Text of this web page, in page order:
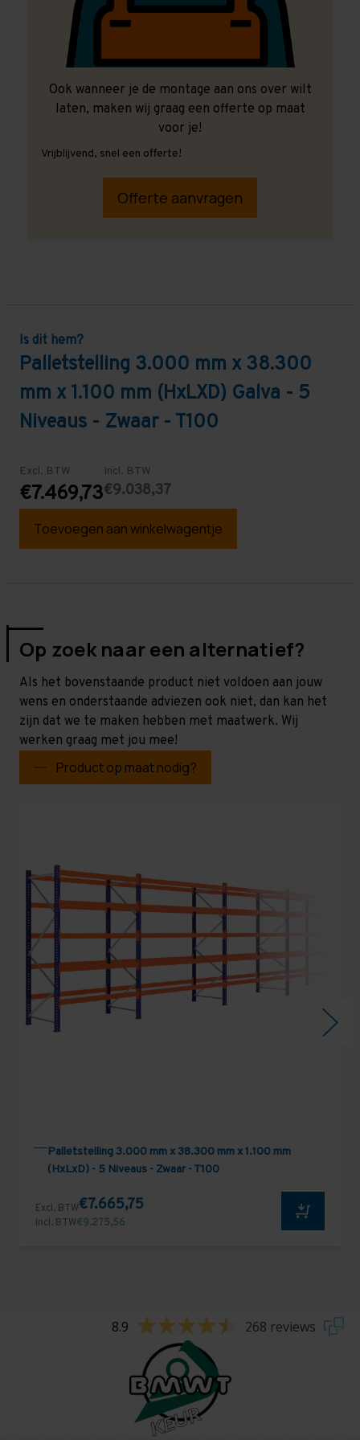
Ook wanneer je de montage aan ons over wilt
laten, maken wij graag een offerte op maat
voor je!
Vrijblijvend, snel een offerte!
Offerte aanvragen
Is dit hem?
Palletstelling 3.000 mm x 38.300
mm x 1.100 mm (HxLXD) Galva - 5
Niveaus - Zwaar - T100
Excl. BTW
€7.469,73
Incl. BTW
€9.038,37
Toevoegen aan winkelwagentje
Op zoek naar een alternatief?
Als het bovenstaande product niet voldoen aan jouw
wens en onderstaande adviezen ook niet, dan kan het
zijn dat we te maken hebben met maatwerk. Wij
werken graag met jou mee!
Product op maat nodig?
Palletstelling 3.000 mm x 38.300 mm x 1.100 mm
(HxLxD) - 5 Niveaus - Zwaar - T100
Excl. BTW€7.665,75
Incl. BTW€9.275,56
8.9 268 reviews